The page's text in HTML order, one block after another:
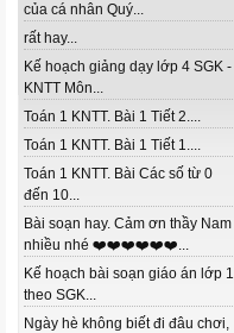
của cá nhân Quý...
rất hay...
Kế hoạch giảng dạy lớp 4 SGK -
KNTT Môn...
Toán 1 KNTT. Bài 1 Tiết 2....
Toán 1 KNTT. Bài 1 Tiết 1....
Toán 1 KNTT. Bài Các số từ 0
đến 10...
Bài soạn hay. Cảm ơn thầy Nam
nhiều nhé ❤️❤️❤️❤️❤️❤️...
Kế hoạch bài soạn giáo án lớp 1
theo SGK...
Ngày hè không biết đi đâu chơi,